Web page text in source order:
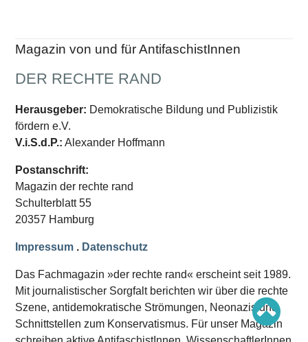
Schwerpunkt zur USA und Faschist Trump
Schwerpunkt NSU
Schwerpunkt »Reichsbürger«
AUSGABEN
Ausgaben Übersicht
Ausgabe 220
Ausgabe 219
Ausgabe 217
Ausgabe 216
Magazin von und für AntifaschistInnen
DER RECHTE RAND
Herausgeber: Demokratische Bildung und Publizistik
fördern e.V.
V.i.S.d.P.: Alexander Hoffmann
Postanschrift:
Magazin der rechte rand
Schulterblatt 55
20357 Hamburg
Impressum . Datenschutz
Das Fachmagazin »der rechte rand« erscheint seit 1989.
Mit journalistischer Sorgfalt berichten wir über die rechte
Szene, antidemokratische Strömungen, Neonazis und
Schnittstellen zum Konservatismus. Für unser Magazin